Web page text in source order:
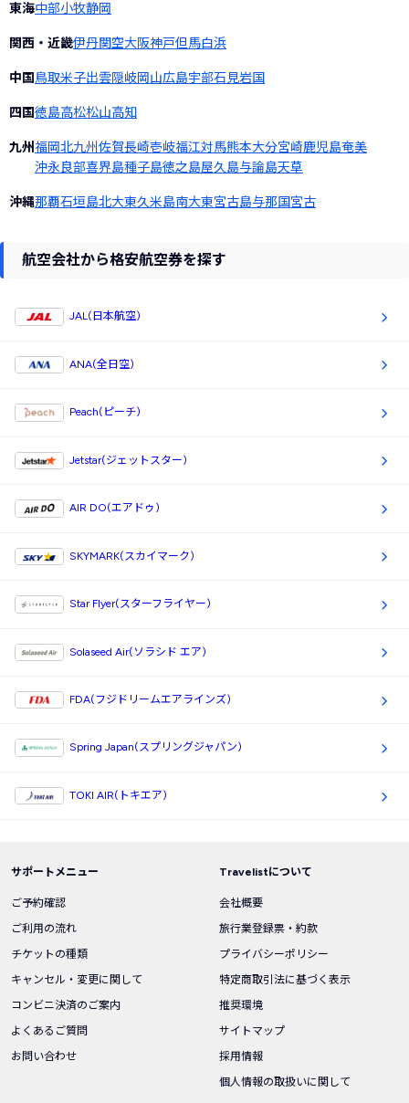
東海中部小牧静岡
関西・近畿伊丹関空大阪神戸但馬白浜
中国鳥取米子出雲隠岐岡山広島宇部石見岩国
四国徳島高松松山高知
九州福岡北九州佐賀長崎壱岐福江対馬熊本大分宮崎鹿児島奄美
沖永良部喜界島種子島徳之島屋久島与論島天草
沖縄那覇石垣島北大東久米島南大東宮古島与那国宮古
航空会社から格安航空券を探す
JAL(日本航空)
ANA(全日空)
Peach(ピーチ)
Jetstar(ジェットスター)
AIR DO(エアドゥ)
SKYMARK(スカイマーク)
Star Flyer(スターフライヤー)
Solaseed Air(ソラシド エア)
FDA(フジドリームエアラインズ)
Spring Japan(スプリングジャパン)
TOKI AIR(トキエア)
サポートメニュー
ご予約確認
ご利用の流れ
チケットの種類
キャンセル・変更に関して
コンビニ決済のご案内
よくあるご質問
お問い合わせ
Travelistについて
会社概要
旅行業登録票・約款
プライバシーポリシー
特定商取引法に基づく表示
推奨環境
サイトマップ
採用情報
個人情報の取扱いに関して